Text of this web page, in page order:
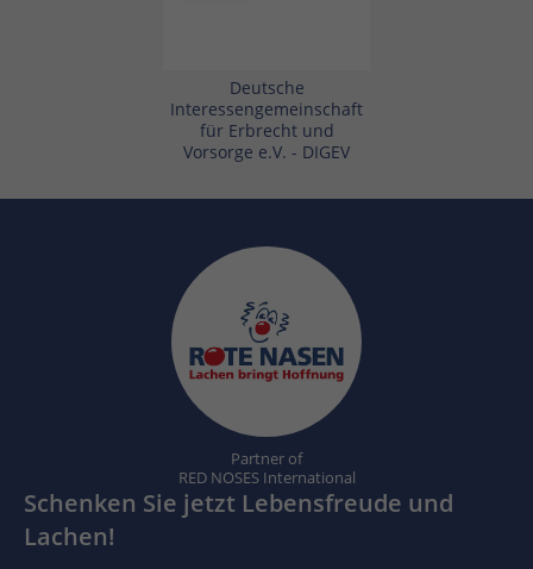
Deutsche
Interessengemeinschaft
für Erbrecht und
Vorsorge e.V. - DIGEV
Partner of
RED NOSES International
Schenken Sie jetzt Lebensfreude und
Lachen!